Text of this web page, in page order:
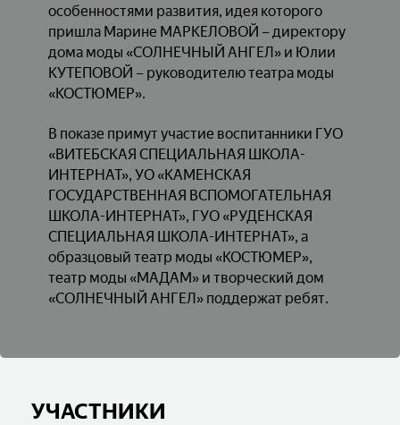
особенностями развития, идея которого
пришла Марине МАРКЕЛОВОЙ – директору
дома моды «СОЛНЕЧНЫЙ АНГЕЛ» и Юлии
КУТЕПОВОЙ – руководителю театра моды
«КОСТЮМЕР».
В показе примут участие воспитанники ГУО
«ВИТЕБСКАЯ СПЕЦИАЛЬНАЯ ШКОЛА-
ИНТЕРНАТ», УО «КАМЕНСКАЯ
ГОСУДАРСТВЕННАЯ ВСПОМОГАТЕЛЬНАЯ
ШКОЛА-ИНТЕРНАТ», ГУО «РУДЕНСКАЯ
СПЕЦИАЛЬНАЯ ШКОЛА-ИНТЕРНАТ», а
образцовый театр моды «КОСТЮМЕР»,
театр моды «МАДАМ» и творческий дом
«СОЛНЕЧНЫЙ АНГЕЛ» поддержат ребят.
УЧАСТНИКИ